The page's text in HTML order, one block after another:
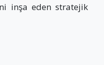
inşa eden stratejik